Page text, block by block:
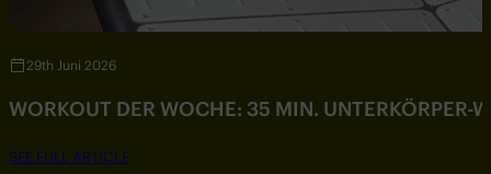
29th Juni 2026
WORKOUT DER WOCHE: 35 MIN. UNTERKÖRPER-
SEE FULL ARTICLE